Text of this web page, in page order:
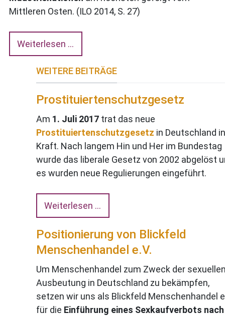
Mittleren Osten. (ILO 2014, S. 27)
Weiterlesen …
WEITERE BEITRÄGE
Prostituiertenschutzgesetz
Am 1. Juli 2017 trat das neue
Prostituiertenschutzgesetz in Deutschland in
Kraft. Nach langem Hin und Her im Bundestag
wurde das liberale Gesetz von 2002 abgelöst
es wurden neue Regulierungen eingeführt.
Weiterlesen …
Positionierung von Blickfeld
Menschenhandel e.V.
Um Menschenhandel zum Zweck der
Ausbeutung in Deutschland zu bekämpfen,
setzen wir uns als Blickfeld Menschenhandel
für die Einführung eines Sexkaufverbots nach